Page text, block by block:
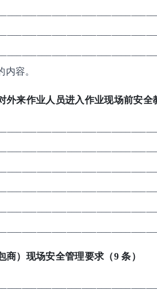
容。
外来作业人员进入作业现场前安
商）现场安全管理要求（9 条）